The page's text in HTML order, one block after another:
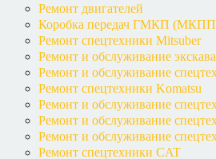
Ремонт двигателей
Коробка передач ГМКП
Ремонт спецтехники Mitsuber
Ремонт и обслуживание
Ремонт и обслуживание
Ремонт спецтехники Komatsu
Ремонт и обслуживание
Ремонт и обслуживание
Ремонт и обслуживание
Ремонт спецтехники CAT